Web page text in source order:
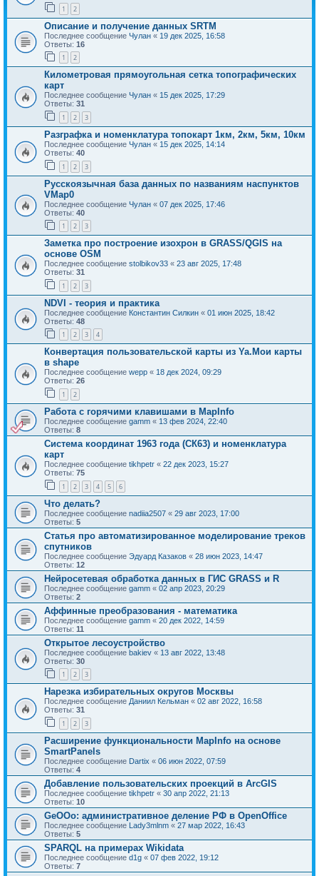
1 2
Описание и получение данных SRTM
Последнее сообщение Чулан « 19 дек 2025, 16:58
Ответы: 16
1 2
Километровая прямоугольная сетка топографических
карт
Последнее сообщение Чулан « 15 дек 2025, 17:29
Ответы: 31
1 2 3
Разграфка и номенклатура топокарт 1км, 2км, 5км, 10км
Последнее сообщение Чулан « 15 дек 2025, 14:14
Ответы: 40
1 2 3
Русскоязычная база данных по названиям наспунктов
VMap0
Последнее сообщение Чулан « 07 дек 2025, 17:46
Ответы: 40
1 2 3
Заметка про построение изохрон в GRASS/QGIS на
основе OSM
Последнее сообщение stolbikov33 « 23 авг 2025, 17:48
Ответы: 31
1 2 3
NDVI - теория и практика
Последнее сообщение Константин Силкин « 01 июн 2025, 18:42
Ответы: 48
1 2 3 4
Конвертация пользовательской карты из Ya.Мои карты
в shape
Последнее сообщение wepp « 18 дек 2024, 09:29
Ответы: 26
1 2
Работа с горячими клавишами в MapInfo
Последнее сообщение gamm « 13 фев 2024, 22:40
Ответы: 8
Система координат 1963 года (СК63) и номенклатура
карт
Последнее сообщение tikhpetr « 22 дек 2023, 15:27
Ответы: 75
1 2 3 4 5 6
Что делать?
Последнее сообщение nadiia2507 « 29 авг 2023, 17:00
Ответы: 5
Статья про автоматизированное моделирование треков
спутников
Последнее сообщение Эдуард Казаков « 28 июн 2023, 14:47
Ответы: 12
Нейросетевая обработка данных в ГИС GRASS и R
Последнее сообщение gamm « 02 апр 2023, 20:29
Ответы: 2
Аффинные преобразования - математика
Последнее сообщение gamm « 20 дек 2022, 14:59
Ответы: 11
Открытое лесоустройство
Последнее сообщение bakiev « 13 авг 2022, 13:48
Ответы: 30
1 2 3
Нарезка избирательных округов Москвы
Последнее сообщение Даниил Кельман « 02 авг 2022, 16:58
Ответы: 31
1 2 3
Расширение функциональности MapInfo на основе
SmartPanels
Последнее сообщение Dartix « 06 июн 2022, 07:59
Ответы: 4
Добавление пользовательских проекций в ArcGIS
Последнее сообщение tikhpetr « 30 апр 2022, 21:13
Ответы: 10
GeOOo: административное деление РФ в OpenOffice
Последнее сообщение Lady3mlnm « 27 мар 2022, 16:43
Ответы: 5
SPARQL на примерах Wikidata
Последнее сообщение d1g « 07 фев 2022, 19:12
Ответы: 7